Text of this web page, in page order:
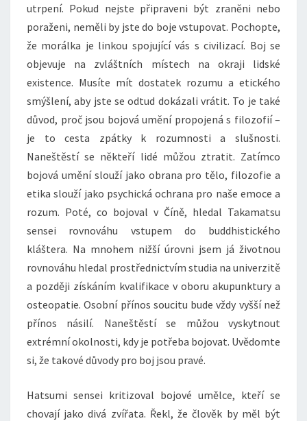
utrpení. Pokud nejste připraveni být zraněni nebo
poraženi, neměli by jste do boje vstupovat. Pochopte,
že morálka je linkou spojující vás s civilizací. Boj se
objevuje na zvláštních místech na okraji lidské
existence. Musíte mít dostatek rozumu a etického
smýšlení, aby jste se odtud dokázali vrátit. To je také
důvod, proč jsou bojová umění propojená s filozofií –
je to cesta zpátky k rozumnosti a slušnosti.
Naneštěstí se někteří lidé můžou ztratit. Zatímco
bojová umění slouží jako obrana pro tělo, filozofie a
etika slouží jako psychická ochrana pro naše emoce a
rozum. Poté, co bojoval v Číně, hledal Takamatsu
sensei rovnováhu vstupem do buddhistického
kláštera. Na mnohem nižší úrovni jsem já životnou
rovnováhu hledal prostřednictvím studia na univerzitě
a později získáním kvalifikace v oboru akupunktury a
osteopatie. Osobní přínos soucitu bude vždy vyšší než
přínos násilí. Naneštěstí se můžou vyskytnout
extrémní okolnosti, kdy je potřeba bojovat. Uvědomte
si, že takové důvody pro boj jsou pravé.
Hatsumi sensei kritizoval bojové umělce, kteří se
chovají jako divá zvířata. Řekl, že člověk by měl být